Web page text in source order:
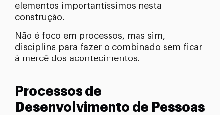
elementos importantíssimos nesta
construção.
Não é foco em processos, mas sim,
disciplina para fazer o combinado sem ficar
à mercê dos acontecimentos.
Processos de
Desenvolvimento de Pessoas